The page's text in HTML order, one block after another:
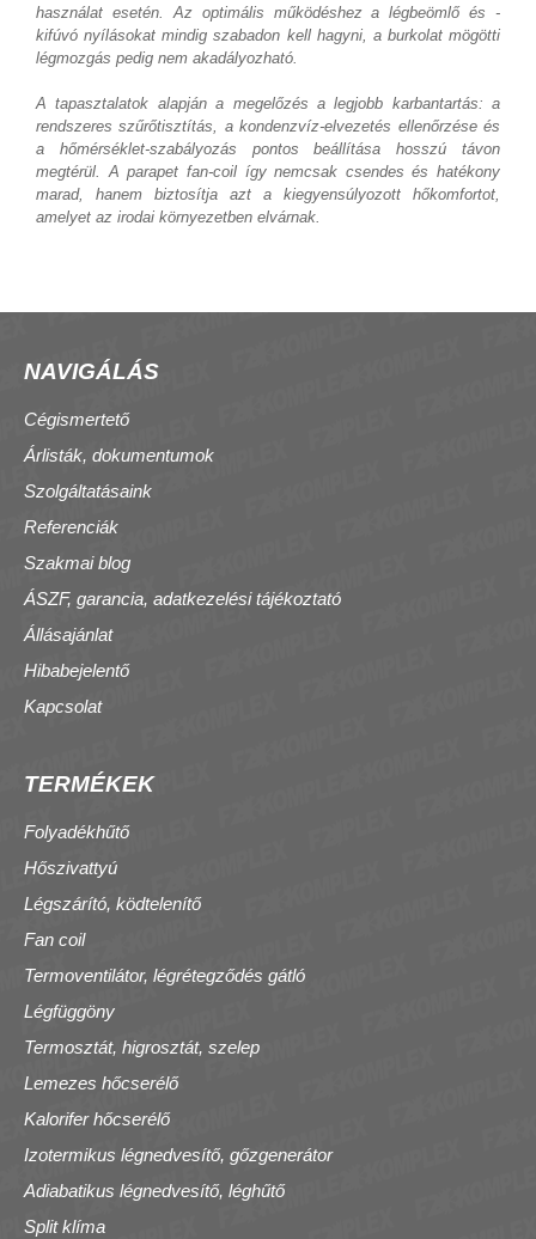
használat esetén. Az optimális működéshez a légbeömlő és -
kifúvó nyílásokat mindig szabadon kell hagyni, a burkolat mögötti
légmozgás pedig nem akadályozható.
A tapasztalatok alapján a megelőzés a legjobb karbantartás: a
rendszeres szűrőtisztítás, a kondenzvíz-elvezetés ellenőrzése és
a hőmérséklet-szabályozás pontos beállítása hosszú távon
megtérül. A parapet fan-coil így nemcsak csendes és hatékony
marad, hanem biztosítja azt a kiegyensúlyozott hőkomfortot,
amelyet az irodai környezetben elvárnak.
NAVIGÁLÁS
Cégismertető
Árlisták, dokumentumok
Szolgáltatásaink
Referenciák
Szakmai blog
ÁSZF, garancia, adatkezelési tájékoztató
Állásajánlat
Hibabejelentő
Kapcsolat
TERMÉKEK
Folyadékhűtő
Hőszivattyú
Légszárító, ködtelenítő
Fan coil
Termoventilátor, légrétegződés gátló
Légfüggöny
Termosztát, higrosztát, szelep
Lemezes hőcserélő
Kalorifer hőcserélő
Izotermikus légnedvesítő, gőzgenerátor
Adiabatikus légnedvesítő, léghűtő
Split klíma